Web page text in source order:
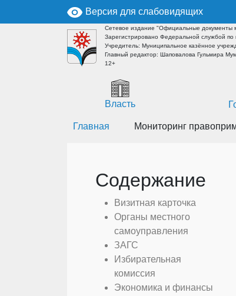
Версия для слабовидящих
Сетевое издание "Официальные документы
Зарегистрировано Федеральной службой
Учредитель: Муниципальное казённое
Главный редактор: Шаповалова Гульмира
12+
Власть
Главная Мониторинг
Содержание
Визитная карточка
Органы местного
самоуправления
ЗАГС
Избирательная
комиссия
Экономика и финансы